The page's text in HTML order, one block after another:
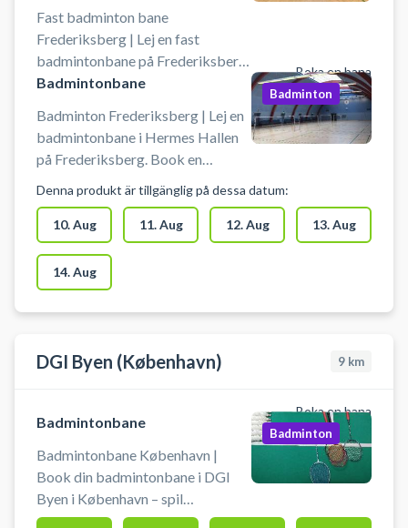
badmintonbane opkræves
månedligt så du har samme
badmintonbane hele sæsonen i
badmintonhallen på
Frederiksberg eller indtil
badmintonabonnementet opsiges.
Fast badminton bane
Frederiksberg | Lej en fast
badmintonbane på Frederiksberg.
Book fast badmintonbane for
badminton på en fast badminton
bane i Hermes Hallen ved
København. Din faste
badmintonbane opkræves
månedligt så du har samme
badmintonbane hele sæsonen i
badmintonhallen på
Frederiksberg eller indtil
Boka en bana
Badmintonbane
Badminton Frederiksberg | Lej en
badmintonbane i Hermes Hallen
på Frederiksberg. Book en
i centrum af København på en af
de mange indendørs
badmintonbaner i Hermeshallen
på Frederiksberg. Find og book
ledige badmintonbaner på
Frederiksberg i enten
Hallerne eller Hermes Hallen.
Badminton
Denna produkt är tillgänglig på dessa datum:
10. Aug 11. Aug 12. Aug 13. Aug
14. Aug
DGI Byen (København) 9 km
Boka en bana
Badmintonbane
Badmintonbane København |
Book din badmintonbane i DGI
Byen i København – spil
badminton midt i byen. 16 baner
Badminton